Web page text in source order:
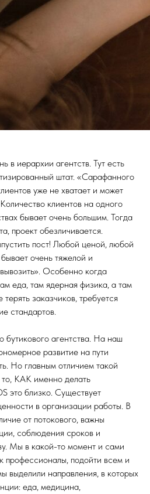
в иерархии агентств. Тут есть
штат. «Сарафанного
уже не хватает и может
клиентов на одного
бывает очень большим. Тогда
проект обезличивается.
пост! Любой ценой, любой
очень тяжелой и
Особенно когда
еда, там ядерная физика, а там
заказчиков, требуется
стандартов.
бутикового агентства. На наш
развитие на пути
Но главным отличием такой
то, КАК именно делать
это близко. Существует
в организации работы. В
от потокового, важны
соблюдения сроков и
Мы в какой-то момент и сами
профессионалы, подойти всем и
выделили направления, в которых
еда, медицина,